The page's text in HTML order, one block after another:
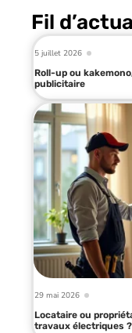
Fil
5 juillet 2026
Roll-up ou
publicitaire
29 mai 2026
Locataire ou
travaux électriques ?